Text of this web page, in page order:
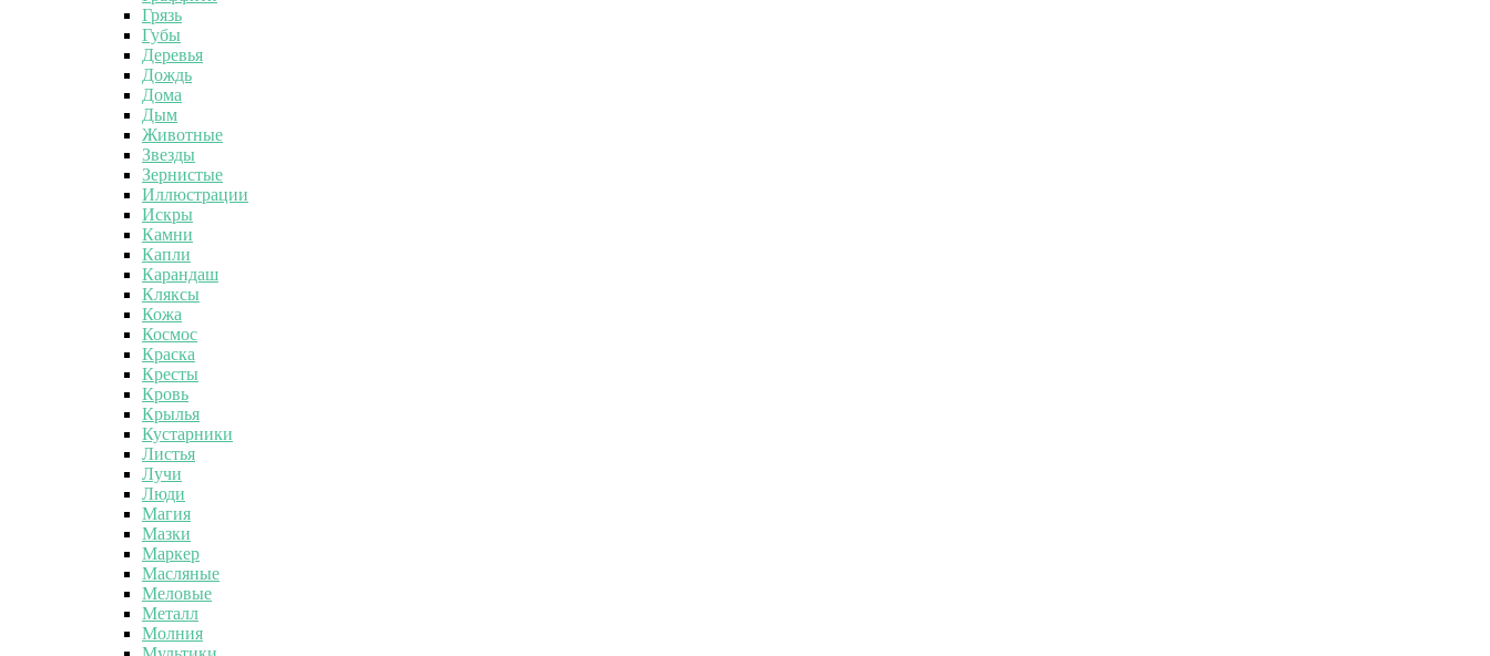
Грязь
Губы
Деревья
Дождь
Дома
Дым
Животные
Звезды
Зернистые
Иллюстрации
Искры
Камни
Капли
Карандаш
Кляксы
Кожа
Космос
Краска
Кресты
Кровь
Крылья
Кустарники
Листья
Лучи
Люди
Магия
Мазки
Маркер
Масляные
Меловые
Металл
Молния